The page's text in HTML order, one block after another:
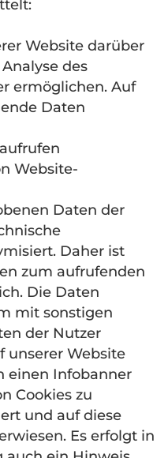
Website darüber
des
ermöglichen. Auf
Daten
Website-
Daten der
Daher ist
zum aufrufenden
Die Daten
mit sonstigen
der Nutzer
unserer Website
einen Infobanner
Cookies zu
und auf diese
Es erfolgt in